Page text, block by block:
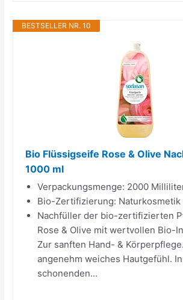
BESTSELLER NR. 10
Bio Flüssigseife Rose & Olive
1000 ml
Verpackungsmenge: 2000
Bio-Zertifizierung: Naturkosmetik
Nachfüller der bio-zertifizierten
Rose & Olive mit wertvollen Bio-
Zur sanften Hand- &
angenehm weiches Hautgefühl.
schonenden...